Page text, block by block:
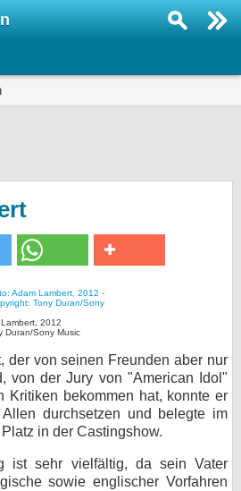
2012
Duran/Sony Music
der von seinen Freunden aber nur
von der Jury von "American Idol"
Kritiken bekommen hat, konnte er
durchsetzen und belegte im
in der Castingshow.
ist sehr vielfältig, da sein Vater
sowie englischer Vorfahren
Veranstaltungen
KULTUR
Specials
SERVICE
Forum
bei X
bei Facebook